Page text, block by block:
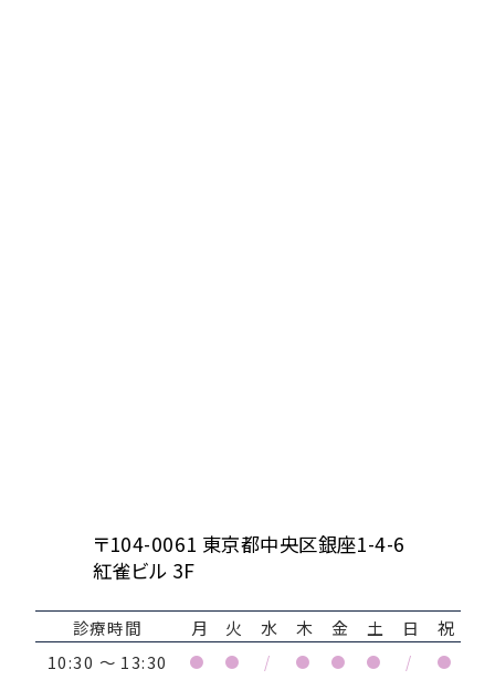
〒104-0061 東京都中央区銀座1-4-6
紅雀ビル 3F
診療時間 月 火 水 木 金 土 日
祝
10:30 ～ 13:30
● ● / ● ● ● / ●